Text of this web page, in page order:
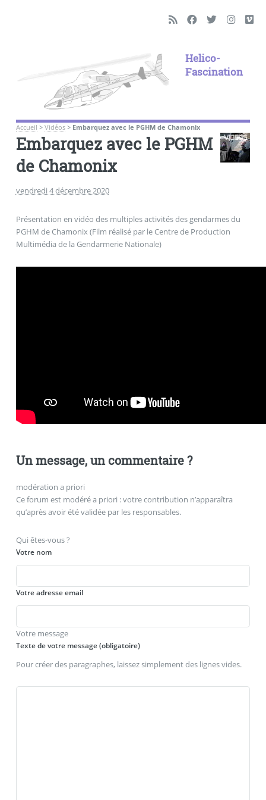
Helico-
Fascination
Accueil > Vidéos> Embarquez avec le PGHM de Chamonix
Embarquez avec le PGHM
de Chamonix
vendredi 4 décembre 2020
Présentation en vidéo des multiples activités des gendarmes du
PGHM de Chamonix (Film réalisé par le Centre de Production
Multimédia de la Gendarmerie Nationale)
Un message, un commentaire ?
modération a priori
Ce forum est modéré a priori : votre contribution n’apparaîtra
qu’après avoir été validée par les responsables.
Qui êtes-vous ?
Votre nom
Votre adresse email
Votre message
Texte de votre message (obligatoire)
Pour créer des paragraphes, laissez simplement des lignes vides.